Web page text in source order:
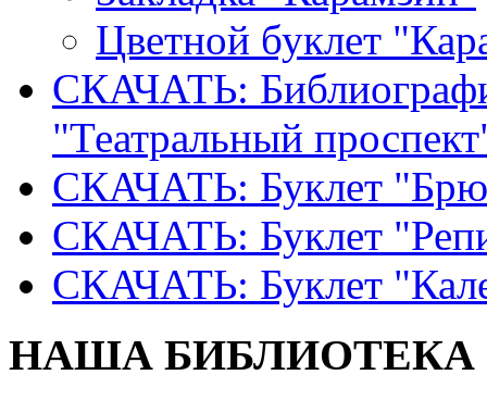
Цветной буклет
СКАЧАТЬ:
"Театральный
СКАЧАТЬ: Буклет
СКАЧАТЬ: Буклет
СКАЧАТЬ: Буклет
НАША БИБЛИОТЕКА